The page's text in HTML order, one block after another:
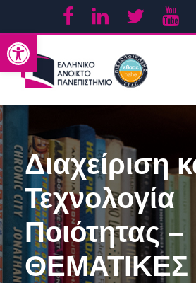
Ανοίξτε τη γραμμή
Διαχείριση
Τεχνολογία
Ποιότητας –
ΘΕΜΑΤΙΚΕΣ